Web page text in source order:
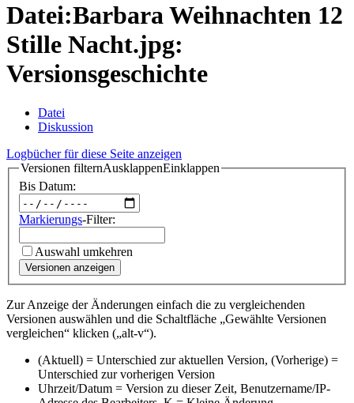
Datei:Barbara Weihnachten 12
Stille Nacht.jpg:
Versionsgeschichte
Datei
Diskussion
Logbücher für diese Seite anzeigen
Versionen filternAusklappenEinklappen
Bis Datum:
Markierungs-Filter:
Auswahl umkehren
Versionen anzeigen
Zur Anzeige der Änderungen einfach die zu vergleichenden
Versionen auswählen und die Schaltfläche „Gewählte Versionen
vergleichen“ klicken („alt-v“).
(Aktuell) = Unterschied zur aktuellen Version, (Vorherige) =
Unterschied zur vorherigen Version
Uhrzeit/Datum = Version zu dieser Zeit, Benutzername/IP-